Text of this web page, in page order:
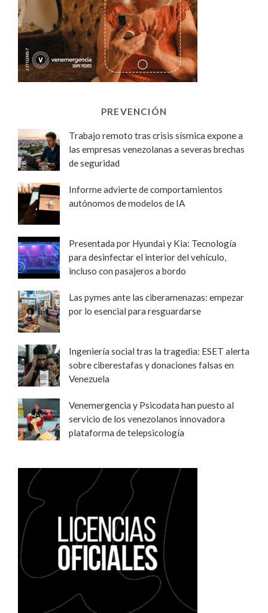
PREVENCIÓN
Trabajo remoto tras crisis sísmica expone a
las empresas venezolanas a severas brechas
de seguridad
Informe advierte de comportamientos
autónomos de modelos de IA
Presentada por Hyundai y Kia: Tecnología
para desinfectar el interior del vehículo,
incluso con pasajeros a bordo
Las pymes ante las ciberamenazas: empezar
por lo esencial para resguardarse
Ingeniería social tras la tragedia: ESET alerta
sobre ciberestafas y donaciones falsas en
Venezuela
Venemergencia y Psicodata han puesto al
servicio de los venezolanos innovadora
plataforma de telepsicología